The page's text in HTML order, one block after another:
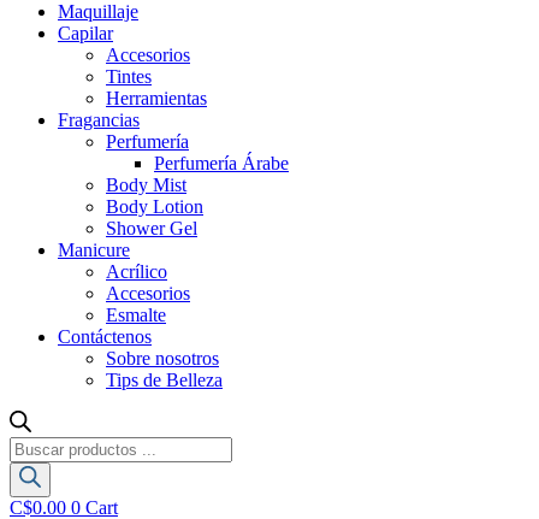
Maquillaje
Capilar
Accesorios
Tintes
Herramientas
Fragancias
Perfumería
Perfumería Árabe
Body Mist
Body Lotion
Shower Gel
Manicure
Acrílico
Accesorios
Esmalte
Contáctenos
Sobre nosotros
Tips de Belleza
Búsqueda
de
productos
C$0.00 0 Cart